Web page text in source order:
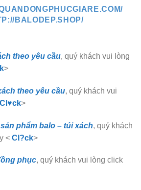
BALODEP.SHOP/
theo yêu cầu, quý khách vui lòng
>
theo yêu cầu, quý khách vui
Cl♥ck>
phẩm balo – túi xách, quý khách
< Cl?ck>
phục, quý khách vui lòng click